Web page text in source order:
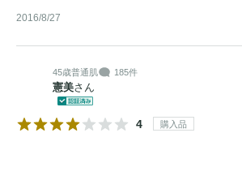
2016/8/27
45歳普通肌 185件
憲美さん
4 購入品